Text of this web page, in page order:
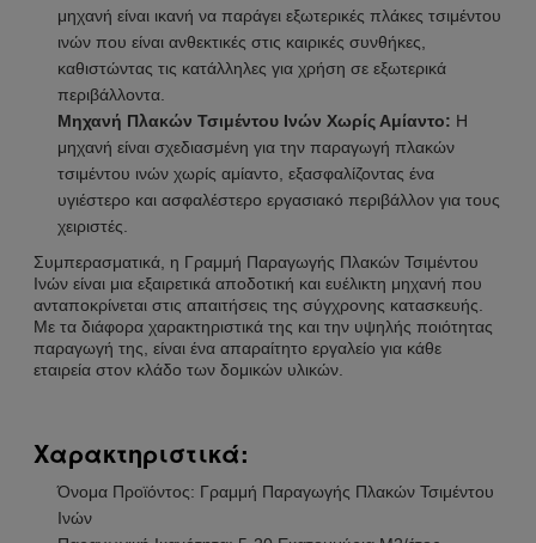
μηχανή είναι ικανή να παράγει εξωτερικές πλάκες τσιμέντου
ινών που είναι ανθεκτικές στις καιρικές συνθήκες,
καθιστώντας τις κατάλληλες για χρήση σε εξωτερικά
περιβάλλοντα.
Μηχανή Πλακών Τσιμέντου Ινών Χωρίς Αμίαντο: Η
μηχανή είναι σχεδιασμένη για την παραγωγή πλακών
τσιμέντου ινών χωρίς αμίαντο, εξασφαλίζοντας ένα
υγιέστερο και ασφαλέστερο εργασιακό περιβάλλον για τους
χειριστές.
Συμπερασματικά, η Γραμμή Παραγωγής Πλακών Τσιμέντου
Ινών είναι μια εξαιρετικά αποδοτική και ευέλικτη μηχανή που
ανταποκρίνεται στις απαιτήσεις της σύγχρονης κατασκευής.
Με τα διάφορα χαρακτηριστικά της και την υψηλής ποιότητας
παραγωγή της, είναι ένα απαραίτητο εργαλείο για κάθε
εταιρεία στον κλάδο των δομικών υλικών.
Χαρακτηριστικά:
Όνομα Προϊόντος: Γραμμή Παραγωγής Πλακών Τσιμέντου
Ινών